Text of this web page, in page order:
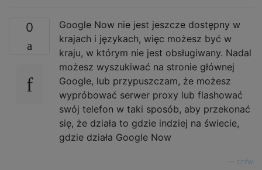
0
Google Now nie jest jeszcze dostępny w
krajach i językach, więc możesz być w
kraju, w którym nie jest obsługiwany. Nadal
możesz wyszukiwać na stronie głównej
Google, lub przypuszczam, że możesz
wypróbować serwer proxy lub flashować
swój telefon w taki sposób, aby przekonać
się, że działa to gdzie indziej na świecie,
gdzie działa Google Now
cnfw